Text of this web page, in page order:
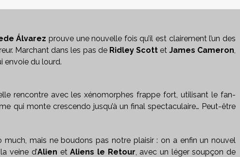
Álvarez prouve une nouvelle fois qu’il est clairement l’un des
Marchant dans les pas de Ridley Scottet James Cameron,
envoie du lourd.
rencontre avec les xénomorphes frappe fort, utilisant le fan-
qui monte crescendo jusqu’à un final spectaculaire… Peut-être
much, mais ne boudons pas notre plaisir : on a enfin un nouvel
veine d’Alien etAliens le Retour, avec un léger soupçon de